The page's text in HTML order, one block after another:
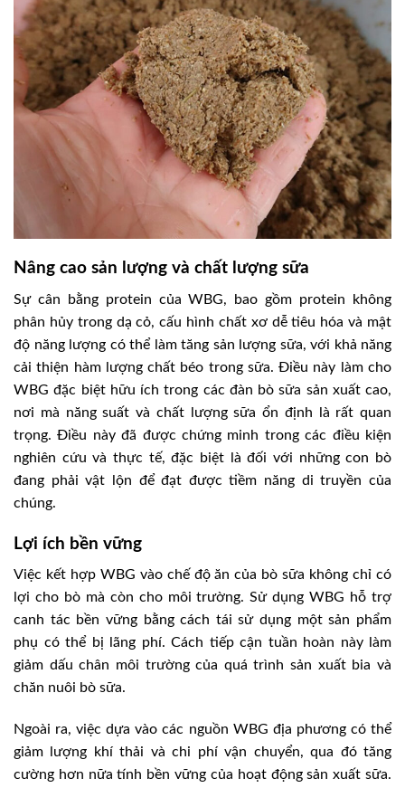
Nâng cao sản lượng và chất lượng sữa
Sự cân bằng protein của WBG, bao gồm protein không
phân hủy trong dạ cỏ, cấu hình chất xơ dễ tiêu hóa và mật
độ năng lượng có thể làm tăng sản lượng sữa, với khả năng
cải thiện hàm lượng chất béo trong sữa. Điều này làm cho
WBG đặc biệt hữu ích trong các đàn bò sữa sản xuất cao,
nơi mà năng suất và chất lượng sữa ổn định là rất quan
trọng. Điều này đã được chứng minh trong các điều kiện
nghiên cứu và thực tế, đặc biệt là đối với những con bò
đang phải vật lộn để đạt được tiềm năng di truyền của
chúng.
Lợi ích bền vững
Việc kết hợp WBG vào chế độ ăn của bò sữa không chỉ có
lợi cho bò mà còn cho môi trường. Sử dụng WBG hỗ trợ
canh tác bền vững bằng cách tái sử dụng một sản phẩm
phụ có thể bị lãng phí. Cách tiếp cận tuần hoàn này làm
giảm dấu chân môi trường của quá trình sản xuất bia và
chăn nuôi bò sữa.
Ngoài ra, việc dựa vào các nguồn WBG địa phương có thể
giảm lượng khí thải và chi phí vận chuyển, qua đó tăng
cường hơn nữa tính bền vững của hoạt động sản xuất sữa.